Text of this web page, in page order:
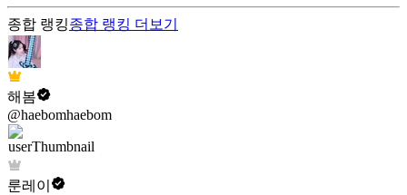
종합 랭킹종합 랭킹 더보기
해봄
@haebomhaebom
룬레이